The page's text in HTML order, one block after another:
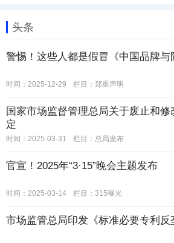
头条
警惕！这些人都是假冒《中国品牌与
时间：2025-12-29 栏目： 郑重声明
国家市场监督管理总局关于废止和
定
时间：2025-03-31 栏目： 总局发布
官宣！2025年“3·15”晚会主题发布
时间：2025-03-14 栏目： 315曝光
市场监管总局印发《标准必要专利反